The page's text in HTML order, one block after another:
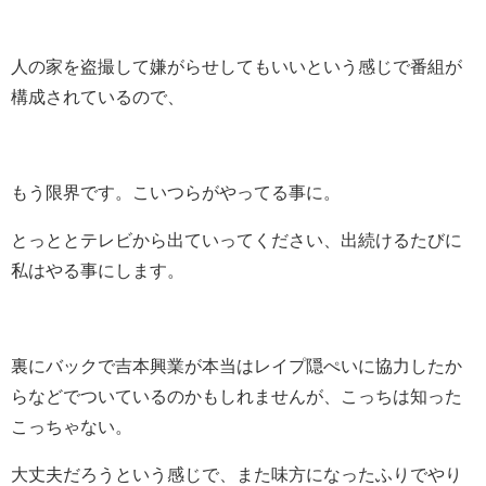
人の家を盗撮して嫌がらせしてもいいという感じで番組が
構成されているので、
もう限界です。こいつらがやってる事に。
とっととテレビから出ていってください、出続けるたびに
私はやる事にします。
裏にバックで吉本興業が本当はレイプ隠ぺいに協力したか
らなどでついているのかもしれませんが、こっちは知った
こっちゃない。
大丈夫だろうという感じで、また味方になったふりでやり